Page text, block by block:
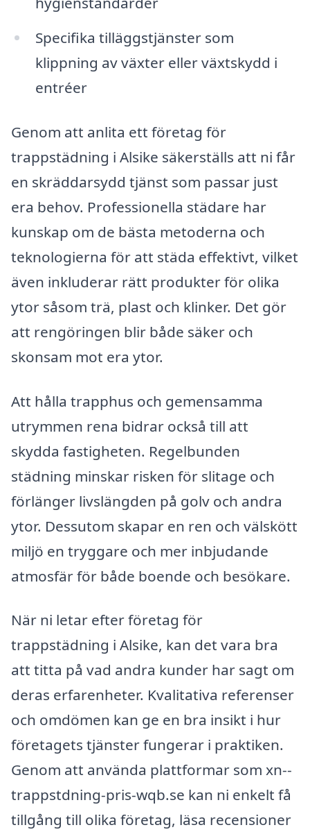
Specifika tilläggstjänster som
klippning av växter eller växtskydd i
entréer
Genom att anlita ett företag för
trappstädning i Alsike säkerställs att ni får
en skräddarsydd tjänst som passar just
era behov. Professionella städare har
kunskap om de bästa metoderna och
teknologierna för att städa effektivt, vilket
även inkluderar rätt produkter för olika
ytor såsom trä, plast och klinker. Det gör
att rengöringen blir både säker och
skonsam mot era ytor.
Att hålla trapphus och gemensamma
utrymmen rena bidrar också till att
skydda fastigheten. Regelbunden
städning minskar risken för slitage och
förlänger livslängden på golv och andra
ytor. Dessutom skapar en ren och välskött
miljö en tryggare och mer inbjudande
atmosfär för både boende och besökare.
När ni letar efter företag för
trappstädning i Alsike, kan det vara bra
att titta på vad andra kunder har sagt om
deras erfarenheter. Kvalitativa referenser
och omdömen kan ge en bra insikt i hur
företagets tjänster fungerar i praktiken.
Genom att använda plattformar som xn--
trappstdning-pris-wqb.se kan ni enkelt få
tillgång till olika företag, läsa recensioner